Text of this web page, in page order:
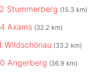
Stummerberg (15.3 km)
Axams (32.2 km)
Wildschönau (33.2 km)
Angerberg (36.9 km)